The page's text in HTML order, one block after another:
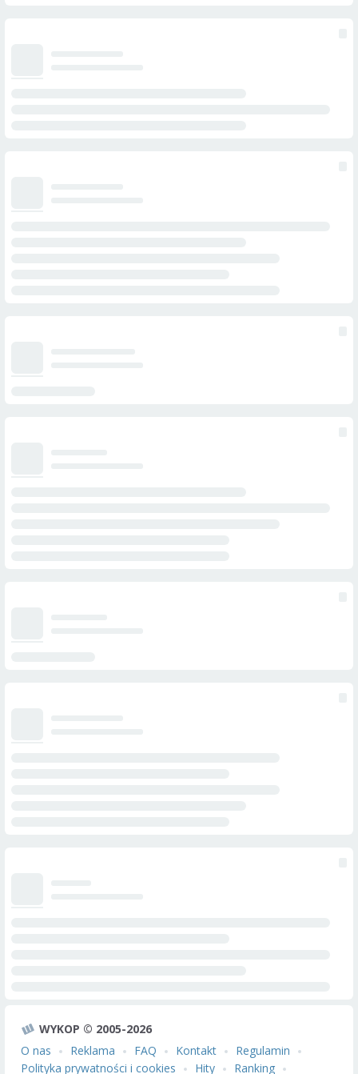
WYKOP © 2005-2026
O nas
Reklama FAQ Kontakt
Regulamin
Polityka prywatności i cookies
Hity Ranking